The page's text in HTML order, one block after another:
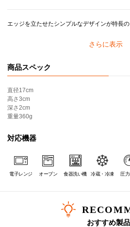
カラーは日本の伝統色をもとに、「アガべ（鉄紺）」「ホワイトラスター（月白）」「ガーネッ
＊アウトレット品相当（多少のムラや黒点、気泡がある、化粧箱にダメージがある等）の
＊セール品の返品・交換はいたしかねます。
商品スペック
直径17cm
高さ3cm
深さ2cm
重量360g
対応機器
電子レンジ オーブン 食器洗い機 冷蔵・冷凍 圧
おすすめ製品